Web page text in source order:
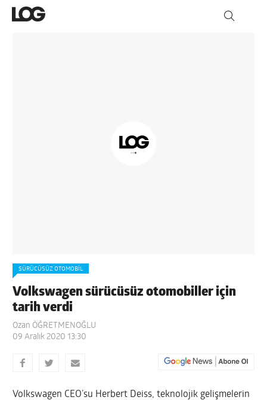
SÜRÜCÜSÜZ OTOMOBIL
Volkswagen sürücüsüz otomobiller için
tarih verdi
Ozan ÖĞRETMENOĞLU
09 Aralık 2020 13:30
Volkswagen CEO’su Herbert Deiss, teknolojik gelişmelerin